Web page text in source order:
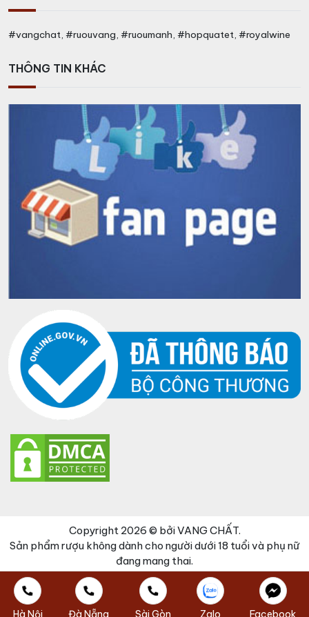
#vangchat, #ruouvang, #ruoumanh, #hopquatet, #royalwine
THÔNG TIN KHÁC
Copyright 2026 © bởi VANG CHẤT.
Sản phẩm rượu không dành cho người dưới 18 tuổi và phụ nữ
đang mang thai.
Đã thêm sản phẩm vào giỏ hàng
0 items -
Thanh toán
Hà Nội
Đà Nẵng Sài Gòn Zalo Facebook